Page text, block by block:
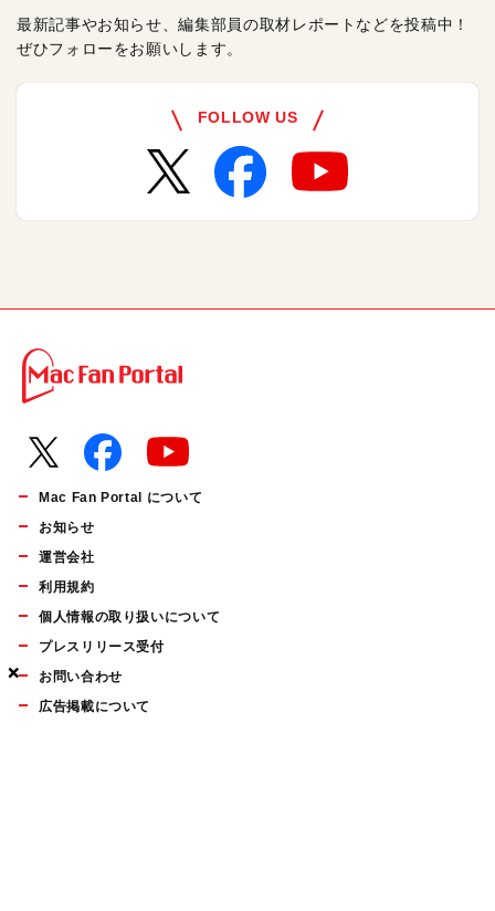
×
×
×
最新記事やお知らせ、編集部員の取材レポートなどを投稿中！
ぜひフォローをお願いします。
FOLLOW US
Mac Fan Portal について
お知らせ
運営会社
利用規約
個人情報の取り扱いについて
プレスリリース受付
お問い合わせ
広告掲載について